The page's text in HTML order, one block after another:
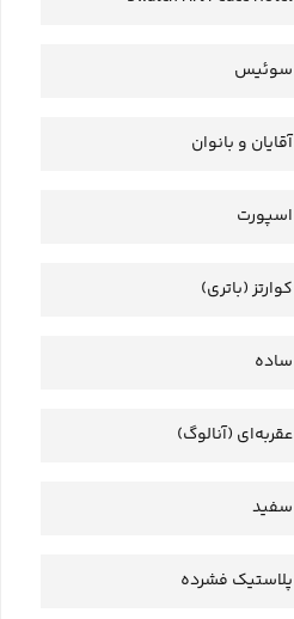
سوئیس
آقایان و بانوان
اسپورت
کوارتز (باتری)
ساده
عقربه‌ای (آنالوگ)
سفید
پلاستیک فشرده